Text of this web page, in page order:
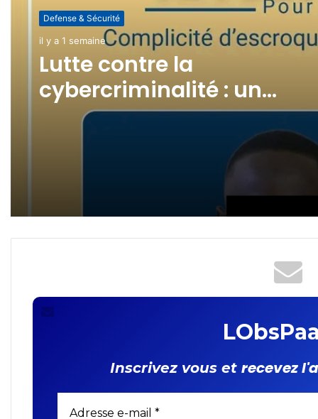
Defense & Sécurité
il y a 1 semaine
cybercriminalité : un
interpellé !
Defense & Sécurité
il y a 2 semaines
(pas de titre)
Inscrivez vous et recevez